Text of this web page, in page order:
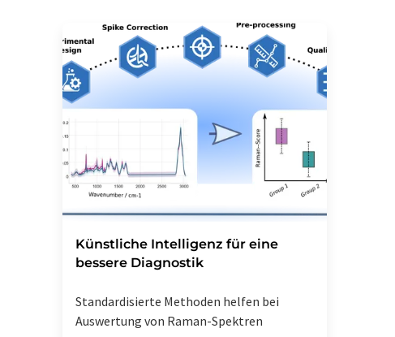
Künstliche Intelligenz für eine
bessere Diagnostik
Standardisierte Methoden helfen bei
Auswertung von Raman-Spektren